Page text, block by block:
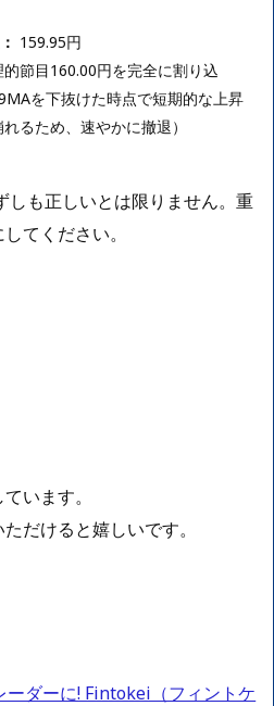
159.95円
的節目160.00円を完全に割り込
を下抜けた時点で短期的な上昇
るため、速やかに撤退）
も正しいとは限りません。重
てください。
います。
だけると嬉しいです。
ーダーに! Fintokei（フィントケ